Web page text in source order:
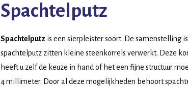
Spachtelputz
Spachtelputz is een sierpleister soort. De samenstelling
spachtelputz zitten kleine steenkorrels verwerkt. Deze
heeft u zelf de keuze in hand of het een fijne structuur
4 millimeter. Door al deze mogelijkheden behoort